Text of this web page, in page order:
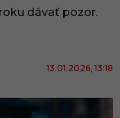
dávať pozor.
13.01.2026, 13:18